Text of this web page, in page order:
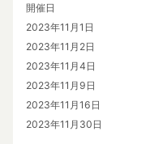
開催日
2023年11月1日
2023年11月2日
2023年11月4日
2023年11月9日
2023年11月16日
2023年11月30日